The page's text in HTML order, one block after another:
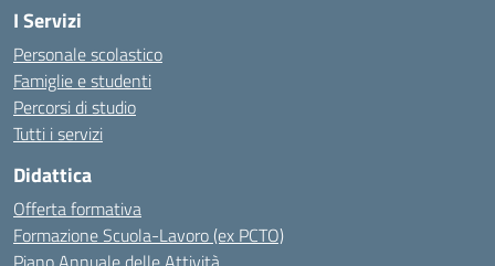
I Servizi
Personale scolastico
Famiglie e studenti
Percorsi di studio
Tutti i servizi
Didattica
Offerta formativa
Formazione Scuola-Lavoro (ex PCTO)